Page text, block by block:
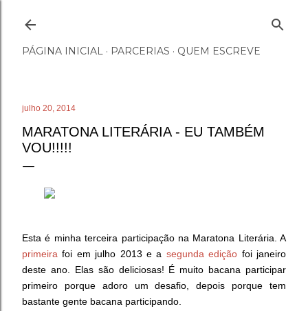
PÁGINA INICIAL PARCERIAS QUEM ESCREVE
julho 20, 2014
MARATONA LITERÁRIA - EU TAMBÉM
VOU!!!!!
Esta é minha terceira participação na Maratona Literária. A
primeira foi em julho 2013 e a segunda edição foi janeiro
deste ano. Elas são deliciosas! É muito bacana participar
primeiro porque adoro um desafio, depois porque tem
bastante gente bacana participando.